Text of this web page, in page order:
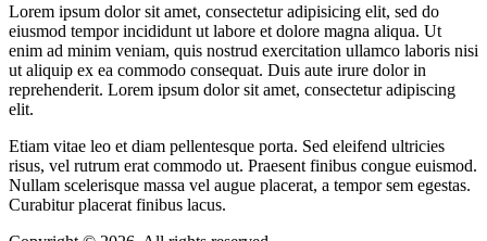
Lorem ipsum dolor sit amet, consectetur adipisicing elit, sed do
eiusmod tempor incididunt ut labore et dolore magna aliqua. Ut
enim ad minim veniam, quis nostrud exercitation ullamco laboris nisi
ut aliquip ex ea commodo consequat. Duis aute irure dolor in
reprehenderit. Lorem ipsum dolor sit amet, consectetur adipiscing
elit.
Etiam vitae leo et diam pellentesque porta. Sed eleifend ultricies
risus, vel rutrum erat commodo ut. Praesent finibus congue euismod.
Nullam scelerisque massa vel augue placerat, a tempor sem egestas.
Curabitur placerat finibus lacus.